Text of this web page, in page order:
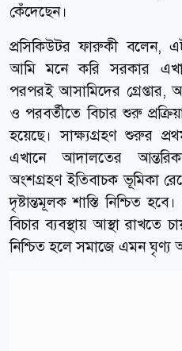
কেঁদেছেন।
প্রসিকিউটর ফারুকী বলেন,
আমি মনে করি সরকার
পরপরই আসামিদের গ্রেপ্তার,
ও পরবর্তীতে বিচার শুরু
হয়েছে। সাক্ষ্যগ্রহণ শুরুর
এখানে আদালতের
অংশগ্রহণ ইতিবাচক ভূমিকা
দৃষ্টান্তমূলক শাস্তি নিশ্চিত
বিচার ব্যবস্থায় আস্থা রাখতে
নিশ্চিত হলে সমাজে এমন